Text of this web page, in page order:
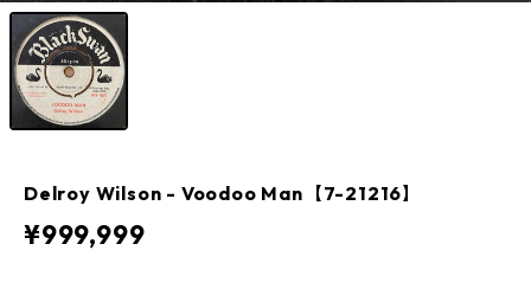
Delroy Wilson - Voodoo Man【7-21216】
¥999,999